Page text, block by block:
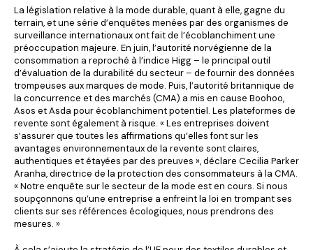
La législation relative à la mode durable, quant à elle, gagne du
terrain, et une série d’enquêtes menées par des organismes de
surveillance internationaux ont fait de l’écoblanchiment une
préoccupation majeure. En juin, l’autorité norvégienne de la
consommation a reproché à l’indice Higg – le principal outil
d’évaluation de la durabilité du secteur – de fournir des données
trompeuses aux marques de mode. Puis, l’autorité britannique de
la concurrence et des marchés (CMA) a mis en cause Boohoo,
Asos et Asda pour écoblanchiment potentiel. Les plateformes de
revente sont également à risque. « Les entreprises doivent
s’assurer que toutes les affirmations qu’elles font sur les
avantages environnementaux de la revente sont claires,
authentiques et étayées par des preuves », déclare Cecilia Parker
Aranha, directrice de la protection des consommateurs à la CMA.
« Notre enquête sur le secteur de la mode est en cours. Si nous
soupçonnons qu’une entreprise a enfreint la loi en trompant ses
clients sur ses références écologiques, nous prendrons des
mesures. »